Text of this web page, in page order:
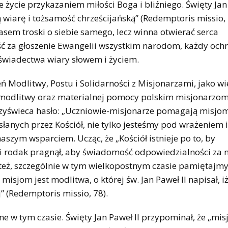
przykazaniem miłości Boga i bliźniego. Święty Jan
i tożsamość chrześcijańską” (Redemptoris missio,
troski o siebie samego, lecz winna otwierać serca
głoszenie Ewangelii wszystkim narodom, każdy
wiary słowem i życiem.
Modlitwy, Postu i Solidarności z Misjonarzami, jako
oraz materialnej pomocy polskim
hasło: „Uczniowie-misjonarze pomagają
przez Kościół, nie tylko jesteśmy pod wrażeniem
wsparciem. Ucząc, że „Kościół istnieje po to, by
pragnął, aby świadomość odpowiedzialności za
szczególnie w tym wielkopostnym czasie
jest modlitwa, o której św. Jan Paweł II napisał,
(Redemptoris missio, 78).
tym czasie. Święty Jan Paweł II przypominał, że